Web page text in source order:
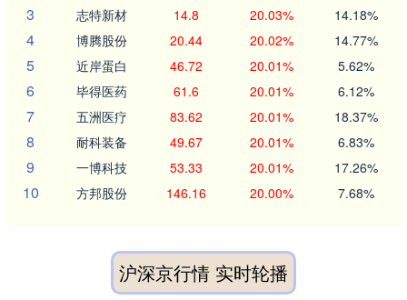
3 志特新材 14.8 20.03% 14.18%
4 博腾股份 20.44 20.02% 14.77%
5 近岸蛋白 46.72 20.01% 5.62%
6 毕得医药 61.6 20.01% 6.12%
7 五洲医疗 83.62 20.01% 18.37%
8 耐科装备 49.67 20.01% 6.83%
9 一博科技 53.33 20.01% 17.26%
10 方邦股份 146.16 20.00% 7.68%
沪深京行情 实时轮播